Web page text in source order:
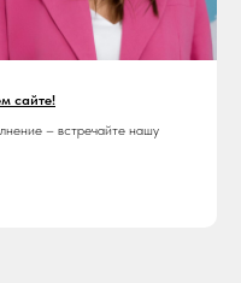
сайте!
– встречайте нашу